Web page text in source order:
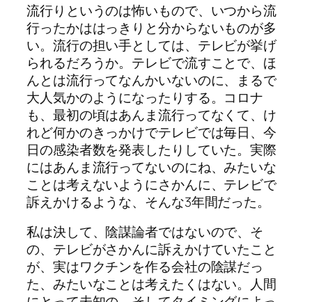
流行りというのは怖いもので、いつから流
行ったかははっきりと分からないものが多
い。流行の担い手としては、テレビが挙げ
られるだろうか。テレビで流すことで、ほ
んとは流行ってなんかいないのに、まるで
大人気かのようになったりする。コロナ
も、最初の頃はあんま流行ってなくて、け
れど何かのきっかけでテレビでは毎日、今
日の感染者数を発表したりしていた。実際
にはあんま流行ってないのにね、みたいな
ことは考えないようにさかんに、テレビで
訴えかけるような、そんな3年間だった。
私は決して、陰謀論者ではないので、そ
の、テレビがさかんに訴えかけていたこと
が、実はワクチンを作る会社の陰謀だっ
た、みたいなことは考えたくはない。人間